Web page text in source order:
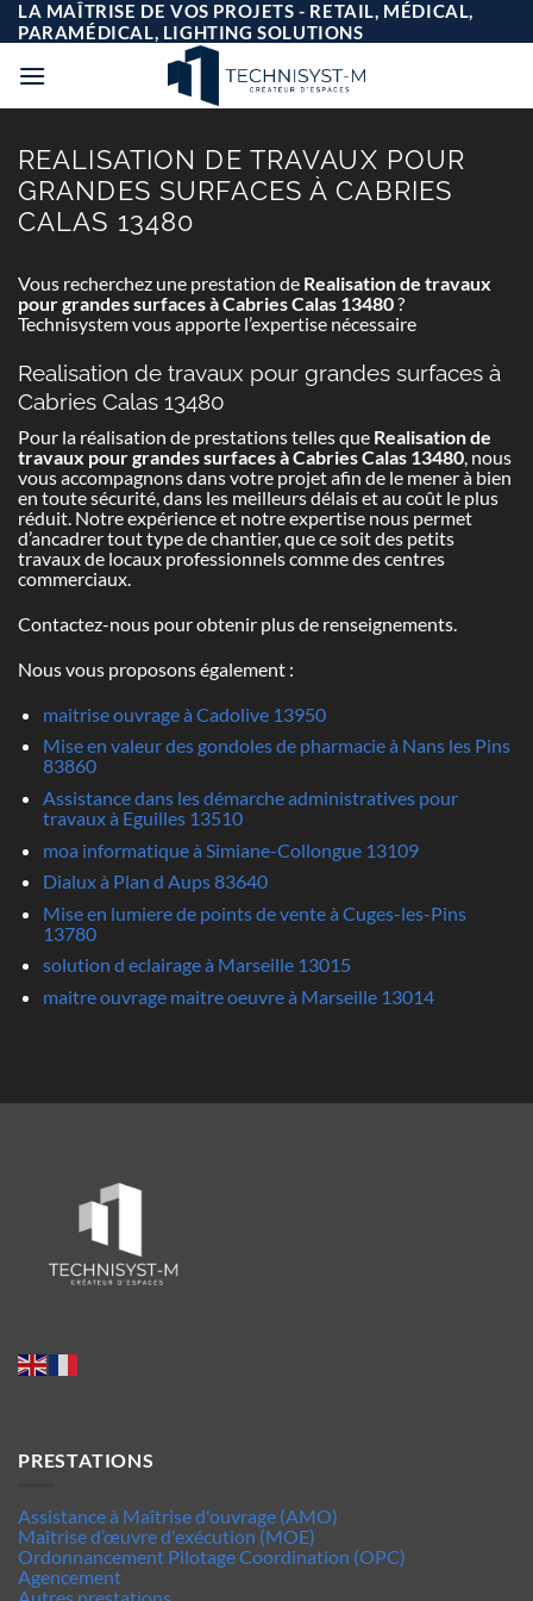
Passer
au
contenu
LA MAÎTRISE DE VOS PROJETS - RETAIL, MÉDICAL,
PARAMÉDICAL, LIGHTING SOLUTIONS
REALISATION DE TRAVAUX POUR
GRANDES SURFACES À CABRIES
CALAS 13480
Vous recherchez une prestation de Realisation de travaux
pour grandes surfaces à Cabries Calas 13480?
Technisystem vous apporte l’expertise nécessaire
Realisation de travaux pour grandes surfaces à
Cabries Calas 13480
Pour la réalisation de prestations telles que Realisation de
travaux pour grandes surfaces à Cabries Calas 13480, nous
vous accompagnons dans votre projet afin de le mener à bien
en toute sécurité, dans les meilleurs délais et au coût le plus
réduit. Notre expérience et notre expertise nous permet
d’ancadrer tout type de chantier, que ce soit des petits
travaux de locaux professionnels comme des centres
commerciaux.
Contactez-nous pour obtenir plus de renseignements.
Nous vous proposons également :
maitrise ouvrage à Cadolive 13950
Mise en valeur des gondoles de pharmacie à Nans les Pins
83860
Assistance dans les démarche administratives pour
travaux à Eguilles 13510
moa informatique à Simiane-Collongue 13109
Dialux à Plan d Aups 83640
Mise en lumiere de points de vente à Cuges-les-Pins
13780
solution d eclairage à Marseille 13015
maitre ouvrage maitre oeuvre à Marseille 13014
PRESTATIONS
Assistance à Maîtrise d'ouvrage (AMO)
Maîtrise d’œuvre d'exécution (MOE)
Ordonnancement Pilotage Coordination (OPC)
Agencement